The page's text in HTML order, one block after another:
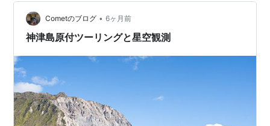
Cometのブログ • 6ヶ月前
神津島原付ツーリングと星空観測